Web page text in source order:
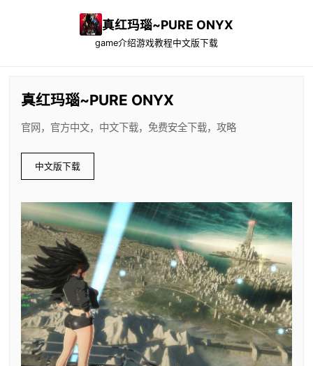
真红玛瑙~PURE ONYX
game介绍游戏教程中文版下载
真红玛瑙~PURE ONYX
官网，官方中文，中文下载，免费安全下载，攻略
中文版下载